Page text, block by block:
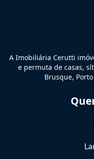
A Imobiliária Cerutti
e permuta de casas,
Brusque,